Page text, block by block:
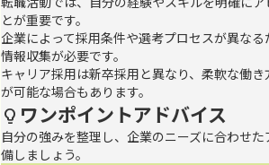
とが重要です。
企業によって採用条件や選考プロセスが異なる
情報収集が必要です。
キャリア採用は新卒採用と異なり、柔軟な働
が可能な場合もあります。
 ワンポイントアドバイス
自分の強みを整理し、企業のニーズに合わせ
備しましょう。